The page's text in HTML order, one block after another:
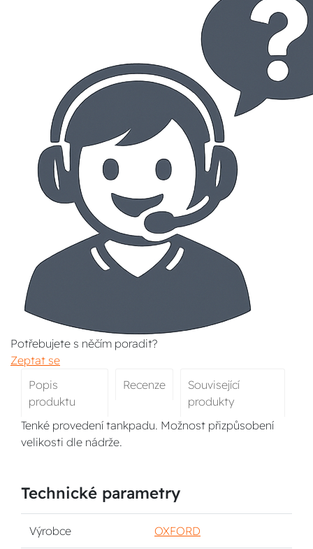
Potřebujete s něčím poradit?
Zeptat se
Popis
produktu
Recenze
Související
produkty
Tenké provedení tankpadu. Možnost přizpůsobení
velikosti dle nádrže.
Technické parametry
Výrobce OXFORD